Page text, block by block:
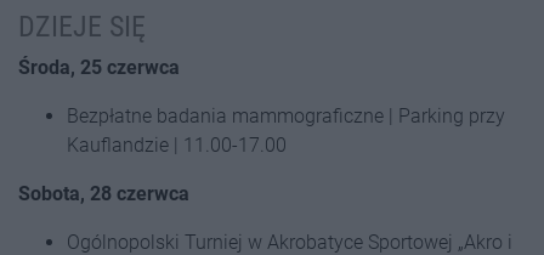
DZIEJE SIĘ
Środa, 25 czerwca
Bezpłatne badania mammograficzne | Parking przy
Kauflandzie | 11.00-17.00
Sobota, 28 czerwca
Ogólnopolski Turniej w Akrobatyce Sportowej „Akro i